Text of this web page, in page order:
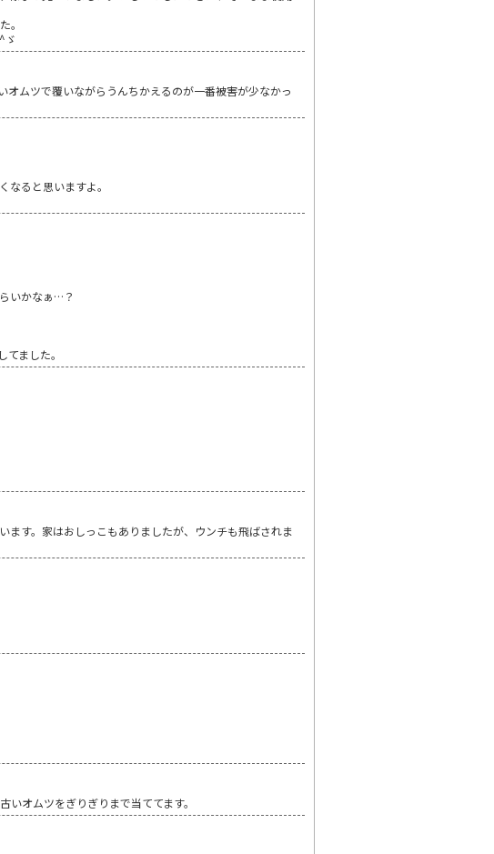
。
ゞ
ムツで覆いながらうんちかえるのが一番被害が少なかっ
ると思いますよ。
いかなぁ…？
ました。
ます。家はおしっこもありましたが、ウンチも飛ばされま
オムツをぎりぎりまで当ててます。